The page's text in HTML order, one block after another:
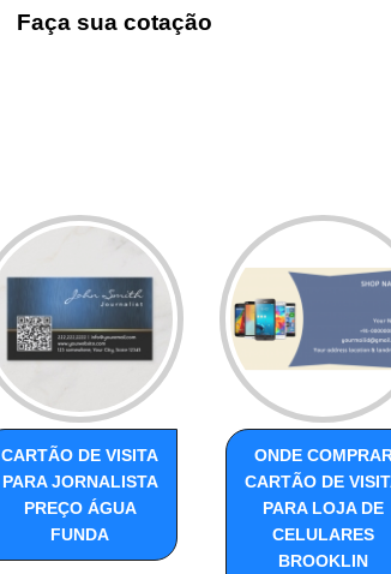
Faça sua cotação
CARTÃO DE VISITA
PARA JORNALISTA
PREÇO ÁGUA
FUNDA
ONDE
CARTÃO DE
PARA LOJA DE
CELULARES
BROOKLIN